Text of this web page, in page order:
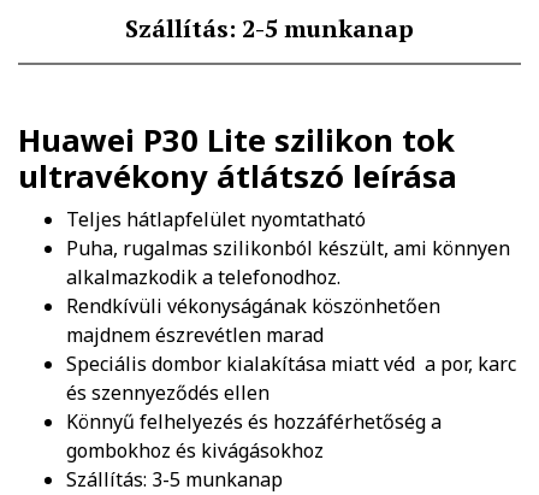
Szállítás: 2-5 munkanap
Huawei P30 Lite szilikon tok
ultravékony átlátszó leírása
Teljes hátlapfelület nyomtatható
Puha, rugalmas szilikonból készült, ami könnyen
alkalmazkodik a telefonodhoz.
Rendkívüli vékonyságának köszönhetően
majdnem észrevétlen marad
Speciális dombor kialakítása miatt véd a por, karc
és szennyeződés ellen
Könnyű felhelyezés és hozzáférhetőség a
gombokhoz és kivágásokhoz
Szállítás: 3-5 munkanap